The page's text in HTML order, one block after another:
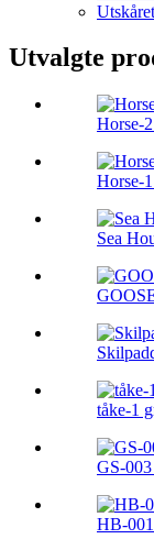
Utvalgte
Horse-
Horse-
Sea
tåke-1
GS-
HB-